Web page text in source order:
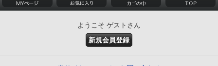
ようこそ ゲストさん
新規会員登録